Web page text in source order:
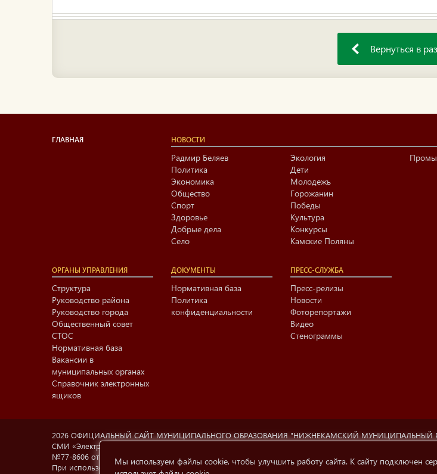
Вернуться в
ГЛАВНАЯ НОВОСТИ
Радмир Беляев
Политика
Экономика
Общество
Спорт
Здоровье
Добрые дела
Село
Экология
Дети
Молодежь
Горожанин
Победы
Культура
Конкурсы
Камские Поляны
ОРГАНЫ УПРАВЛЕНИЯ
Структура
Руководство района
Руководство города
Общественный совет
СТОС
Нормативная база
Вакансии в
муниципальных органах
Справочник электронных
ящиков
ДОКУМЕНТЫ
Нормативная база
Политика
конфиденциальности
ПРЕСС-СЛУЖБА
Пресс-релизы
Новости
Фоторепортажи
Видео
Стенограммы
2026 ОФИЦИАЛЬНЫЙ САЙТ МУНИЦИПАЛЬНОГО ОБРАЗОВАНИЯ "НИЖНЕКАМСКИЙ МУНИЦИПАЛЬНЫЙ
СМИ «Электронный Нижнекамск», учредитель МАУ «Информационный центр г. Нижнекамска» (423570
№77-8606 от 12.02.2004, Министерство РФ по делам печати, телерадиовещания и СМК.
При использовании материалов с сайта e-nkama.ruссылка на источник информации обязательна.
Мы используем файлы cookie, чтобы улучшить работу сайта. К сайту подключен